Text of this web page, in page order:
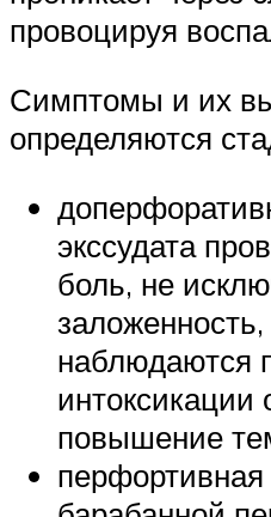
провоцируя
Симптомы и их
определяются
экссудата
боль, не
наблюдаются
интоксикации
повышение